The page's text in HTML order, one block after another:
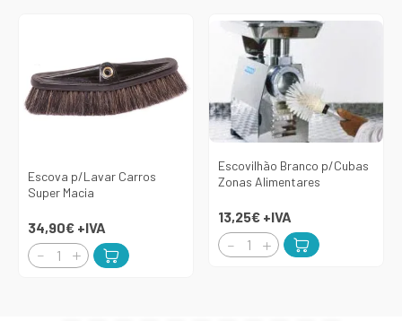
Escova p/Lavar Carros
Super Macia
34,90€ +IVA
Escovilhão Branco p/Cubas
Zonas Alimentares
13,25€ +IVA